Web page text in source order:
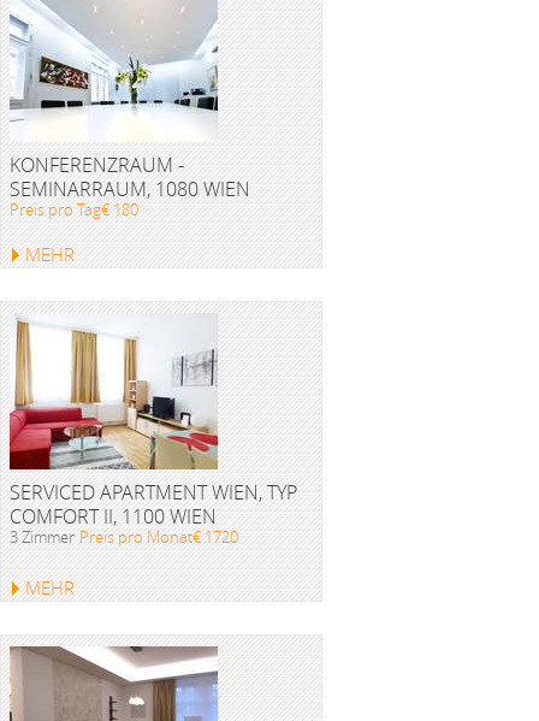
KONFERENZRAUM -
SEMINARRAUM, 1080 WIEN
Preis pro Tag€ 180
MEHR
SERVICED APARTMENT WIEN, TYP
COMFORT II, 1100 WIEN
3 Zimmer Preis pro Monat€ 1720
MEHR